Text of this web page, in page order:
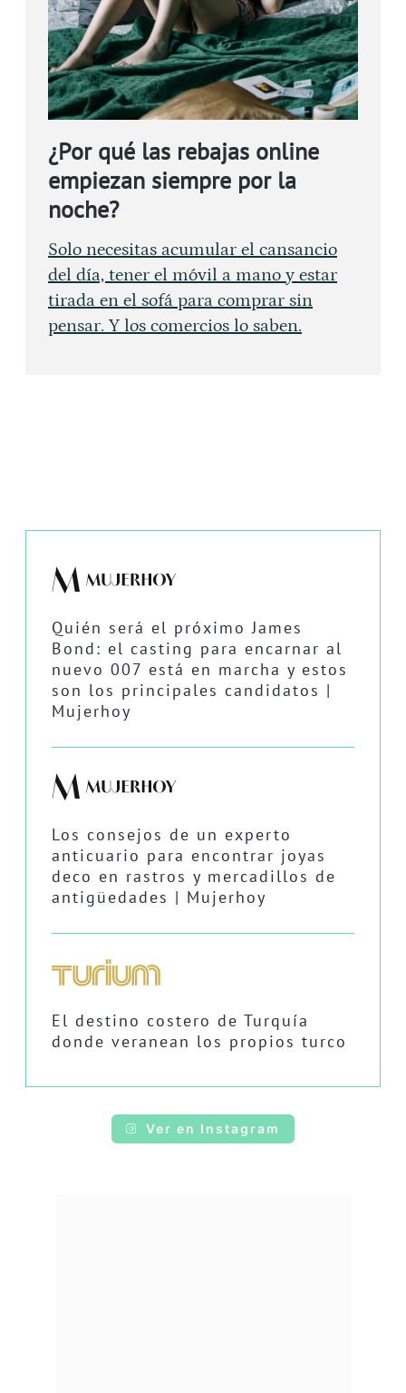
¿Por qué las rebajas online
empiezan siempre por la
noche?
Solo necesitas acumular el cansancio
del día, tener el móvil a mano y estar
tirada en el sofá para comprar sin
pensar. Y los comercios lo saben.
Quién será el próximo James
Bond: el casting para encarnar al
nuevo 007 está en marcha y estos
son los principales candidatos |
Mujerhoy
Los consejos de un experto
anticuario para encontrar joyas
deco en rastros y mercadillos de
antigüedades | Mujerhoy
El destino costero de Turquía
donde veranean los propios turco
Ver en Instagram